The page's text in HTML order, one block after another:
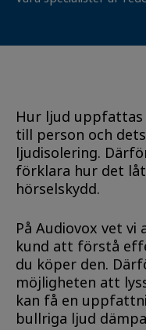
Hur ljud
till person och
ljudisolering.
förklara hur det
hörselskydd.
På Audiovox vet
kund att förstå
du köper den.
möjligheten att
kan få en
bullriga ljud